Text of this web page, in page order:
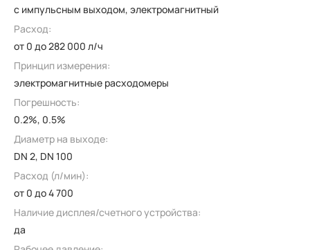
с импульсным выходом, электромагнитный
Расход:
от 0 до 282 000 л/ч
Принцип измерения:
электромагнитные расходомеры
Погрешность:
0.2%, 0.5%
Диаметр на выходе:
DN 2, DN 100
Расход (л/мин):
от 0 до 4 700
Наличие дисплея/счетного устройства:
да